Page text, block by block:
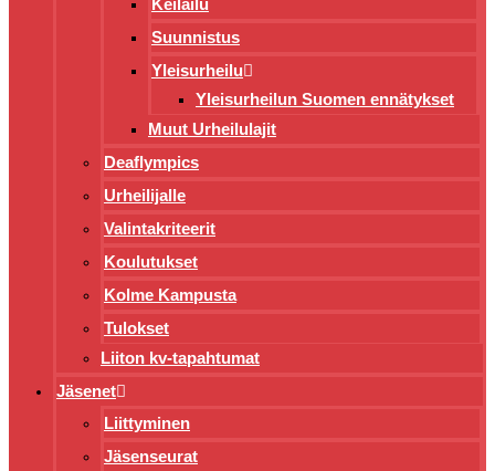
Keilailu
Suunnistus
Yleisurheilu
Yleisurheilun Suomen ennätykset
Muut Urheilulajit
Deaflympics
Urheilijalle
Valintakriteerit
Koulutukset
Kolme Kampusta
Tulokset
Liiton kv-tapahtumat
Jäsenet
Liittyminen
Jäsenseurat